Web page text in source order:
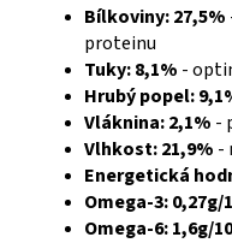
Bílkoviny: 27,5%
proteinu
Tuky: 8,1% -
Hrubý popel:
Vláknina: 2,1% -
Vlhkost: 21,9% -
Energetická
Omega-3: 0,27g/
Omega-6: 1,6g/